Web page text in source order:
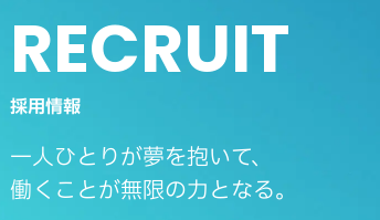
RECRUIT
採用情報
一人ひとりが夢を抱いて、
働くことが無限の力となる。